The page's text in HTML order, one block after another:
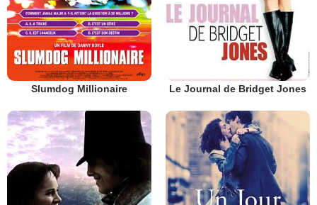
Slumdog Millionaire Le Journal de Bridget Jones